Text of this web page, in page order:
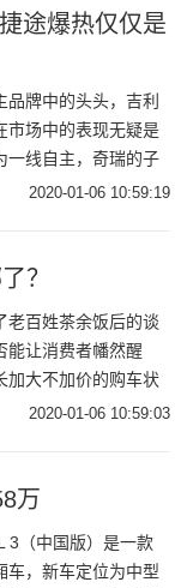
途爆热仅仅是
牌中的头头，吉利
市场中的表现无疑是
一线自主，奇瑞的子
不过车知事说的是捷
2020-01-06 10:59:19
？
老百姓茶余饭后的谈
能让消费者幡然醒
加大不加价的购车状
这两个月的销量来验
2020-01-06 10:59:03
万
3（中国版）是一款
车，新车定位为中型